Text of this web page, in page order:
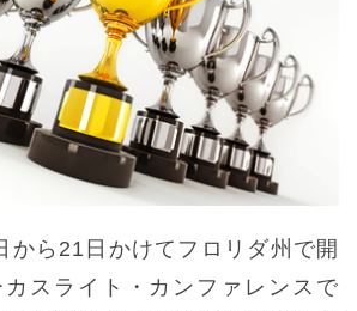
から21日かけてフロリダ州で開
スライト・カンファレンスで